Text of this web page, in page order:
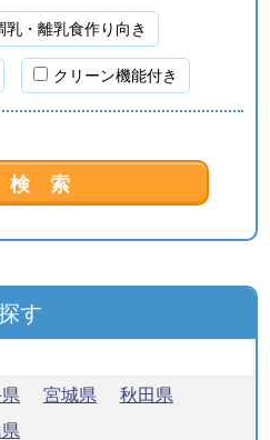
乳・離乳食作り向き
クリーン機能付き
す
宮城県
秋田県